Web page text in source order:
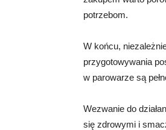
potrzebom.
W końcu,
przygotowywania
w parowarze są
Wezwanie do
się zdrowymi i